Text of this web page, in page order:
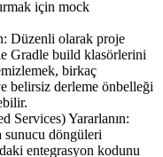
için mock
: Düzenli olarak proje
Gradle build klasörlerini
birkaç
belirsiz derleme önbelleği
Services) Yararlanın:
sunucu döngüleri
entegrasyon kodunu